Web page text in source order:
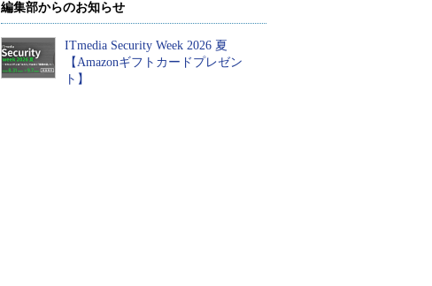
編集部からのお知らせ
ITmedia Security Week 2026 夏
【Amazonギフトカードプレゼン
ト】